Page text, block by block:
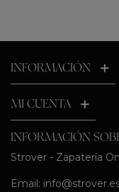
INFORMACIÓN
MI CUENTA
INFORMACIÓN
Strover - Zapatería
Email: